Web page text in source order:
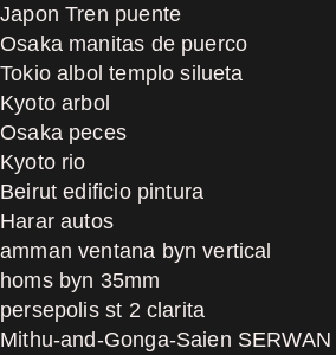
Japon Tren puente
Osaka manitas de puerco
Tokio albol templo silueta
Kyoto arbol
Osaka peces
Kyoto rio
Beirut edificio pintura
Harar autos
amman ventana byn vertical
homs byn 35mm
persepolis st 2 clarita
Mithu-and-Gonga-Saien SERWAN